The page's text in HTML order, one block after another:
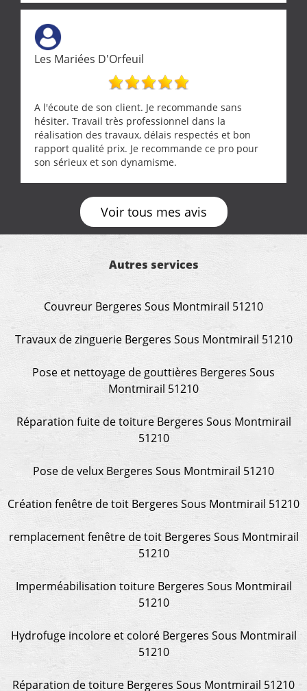
Les Mariées D'Orfeuil
A l'écoute de son client. Je recommande sans
hésiter. Travail très professionnel dans la
réalisation des travaux, délais respectés et bon
rapport qualité prix. Je recommande ce pro pour
son sérieux et son dynamisme.
Voir tous mes avis
Autres services
Couvreur Bergeres Sous Montmirail 51210
Travaux de zinguerie Bergeres Sous Montmirail 51210
Pose et nettoyage de gouttières Bergeres Sous
Montmirail 51210
Réparation fuite de toiture Bergeres Sous Montmirail
51210
Pose de velux Bergeres Sous Montmirail 51210
Création fenêtre de toit Bergeres Sous Montmirail 51210
remplacement fenêtre de toit Bergeres Sous Montmirail
51210
Imperméabilisation toiture Bergeres Sous Montmirail
51210
Hydrofuge incolore et coloré Bergeres Sous Montmirail
51210
Réparation de toiture Bergeres Sous Montmirail 51210